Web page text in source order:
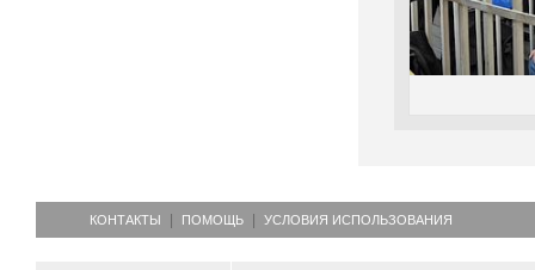
КОНТАКТЫ ПОМОЩЬ УСЛОВИЯ ИСПОЛЬЗОВАНИЯ